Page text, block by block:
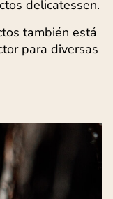
delicatessen.
también está
para diversas